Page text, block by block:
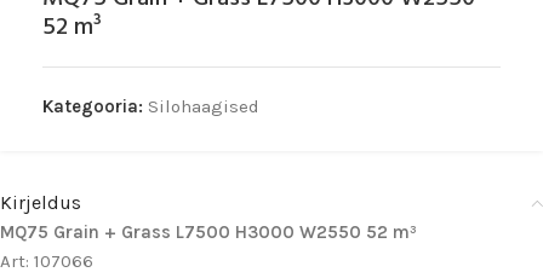
52 m³
Kategooria: Silohaagised
Kirjeldus
MQ75 Grain + Grass L7500 H3000 W2550 52 m³
Art: 107066